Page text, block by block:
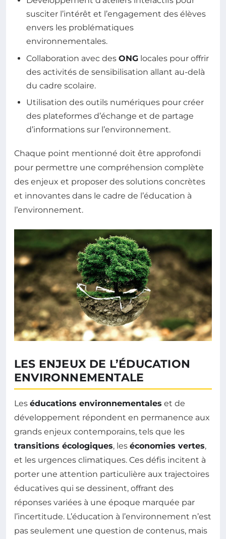
susciter l’intérêt et l’engagement des élèves
envers les problématiques
environnementales.
Collaboration avec des ONG locales pour offrir
des activités de sensibilisation allant au-delà
du cadre scolaire.
Utilisation des outils numériques pour créer
des plateformes d’échange et de partage
d’informations sur l’environnement.
Chaque point mentionné doit être approfondi
pour permettre une compréhension complète
des enjeux et proposer des solutions concrètes
et innovantes dans le cadre de l’éducation à
l’environnement.
LES ENJEUX DE L’ÉDUCATION
ENVIRONNEMENTALE
Les éducations environnementales et de
développement répondent en permanence aux
grands enjeux contemporains, tels que les
transitions écologiques, les économies vertes,
et les urgences climatiques. Ces défis incitent à
porter une attention particulière aux trajectoires
éducatives qui se dessinent, offrant des
réponses variées à une époque marquée par
l’incertitude. L’éducation à l’environnement n’est
pas seulement une question de contenus, mais